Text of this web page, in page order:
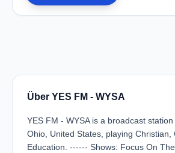
Über YES FM - WYSA
YES FM - WYSA is a broadcast station
Ohio, United States, playing Christian,
Education. ------ Shows: Focus On